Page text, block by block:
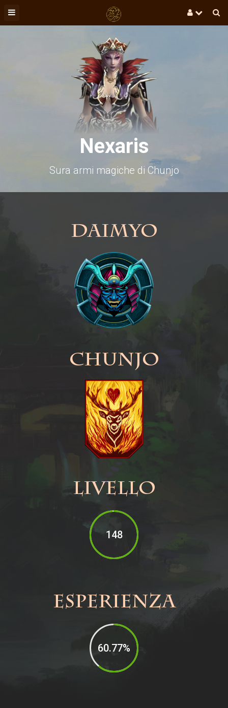
Nexaris
Sura armi magiche di Chunjo
Daimyo
Chunjo
Livello
148
Esperienza
60.77%